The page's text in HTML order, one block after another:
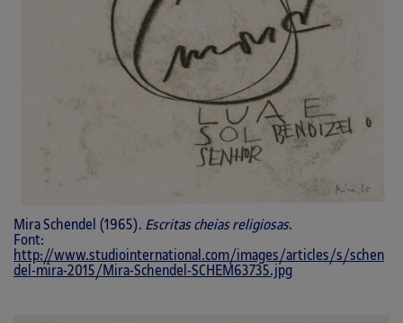
Mira Schendel (1965). Escritas cheias religiosas.
Font:
http://www.studiointernational.com/images/articles/s/schen
del-mira-2015/Mira-Schendel-SCHEM63735.jpg